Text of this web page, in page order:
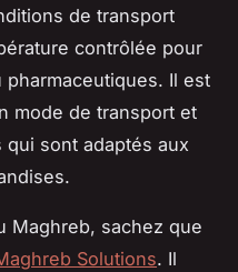
de transport
contrôlée pour
Il est
mode de transport et
sont adaptés aux
Maghreb, sachez que
Solutions. Il